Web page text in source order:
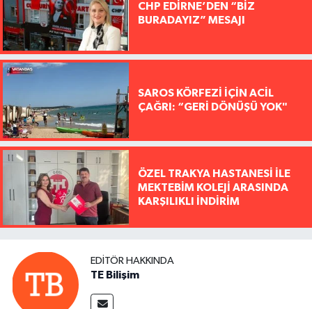
CHP EDİRNE’DEN “BİZ
BURADAYIZ” MESAJI
SAROS KÖRFEZİ İÇİN ACİL
ÇAĞRI: “GERİ DÖNÜŞÜ YOK"
ÖZEL TRAKYA HASTANESİ İLE
MEKTEBİM KOLEJİ ARASINDA
KARŞILIKLI İNDİRİM
EDITÖR HAKKINDA
TE Bilişim